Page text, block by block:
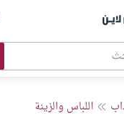
لاين
اللباس والزينة